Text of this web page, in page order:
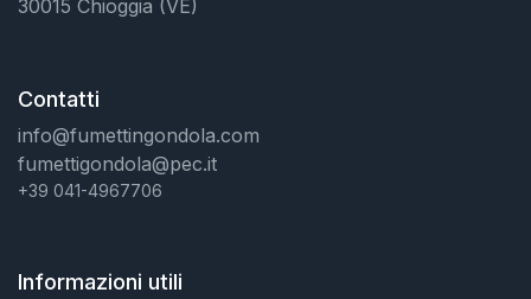
30015 Chioggia (VE)
Contatti
info@fumettingondola.com
fumettigondola@pec.it
+39 041-4967706
Informazioni utili